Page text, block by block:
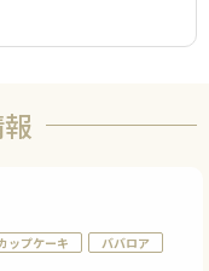
ップケーキ ババロア